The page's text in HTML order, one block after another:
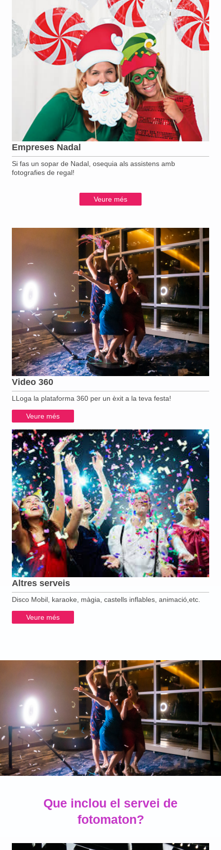
Empreses Nadal
Si fas un sopar de Nadal, osequia als assistens amb
fotografies de regal!
Veure més
Video 360
LLoga la plataforma 360 per un èxit a la teva festa!
Veure més
Altres serveis
Disco Mobil, karaoke, màgia, castells inflables, animació,etc.
Veure més
Que inclou el servei de
fotomaton?